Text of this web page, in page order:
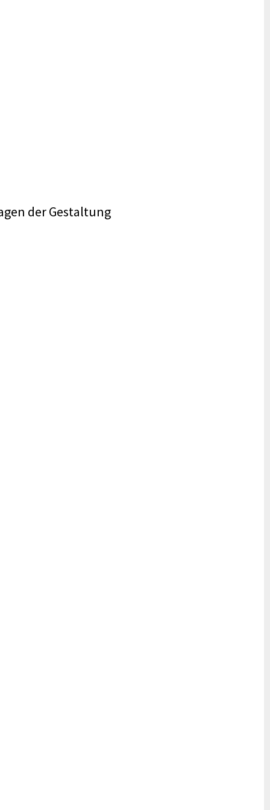
der Gestaltung